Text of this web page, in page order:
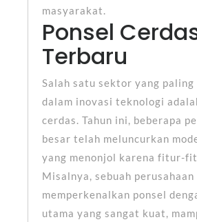
masyarakat.
Ponsel
Terbaru
Salah satu sektor yang paling
dalam inovasi teknologi
cerdas. Tahun ini, beberapa
besar telah meluncurkan
yang menonjol karena fitur-
Misalnya, sebuah
memperkenalkan ponsel
utama yang sangat kuat,